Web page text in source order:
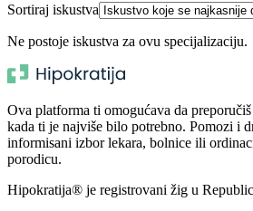
Sortiraj iskustva
Ne postoje iskustva za ovu specijalizaciju.
Ova platforma ti omogućava da
kada ti je najviše bilo potrebno. Pomozi i
informisani izbor lekara, bolnice ili
porodicu.
Hipokratija® je registrovani žig u